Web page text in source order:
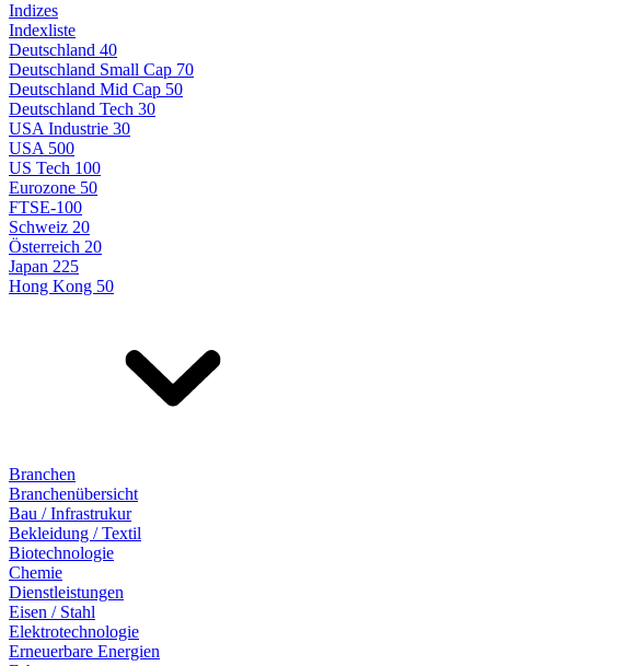
Indizes
Indexliste
Deutschland 40
Deutschland Small Cap 70
Deutschland Mid Cap 50
Deutschland Tech 30
USA Industrie 30
USA 500
US Tech 100
Eurozone 50
FTSE-100
Schweiz 20
Österreich 20
Japan 225
Hong Kong 50
Branchen
Branchenübersicht
Bau / Infrastrukur
Bekleidung / Textil
Biotechnologie
Chemie
Dienstleistungen
Eisen / Stahl
Elektrotechnologie
Erneuerbare Energien